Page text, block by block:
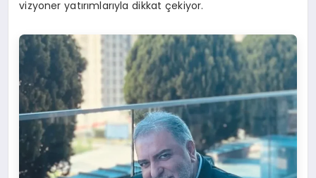
vizyoner yatırımlarıyla dikkat çekiyor.